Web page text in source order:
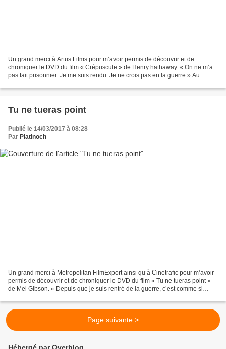
Un grand merci à Artus Films pour m’avoir permis de découvrir et de
chroniquer le DVD du film « Crépuscule » de Henry hathaway. « On ne m’a
pas fait prisonnier. Je me suis rendu. Je ne crois pas en la guerre » Au
Tu ne tueras point
Publié le 14/03/2017 à 08:28
Par Platinoch
Un grand merci à Metropolitan FilmExport ainsi qu’à Cinetrafic pour m’avoir
permis de découvrir et de chroniquer le DVD du film « Tu ne tueras point »
de Mel Gibson. « Depuis que je suis rentré de la guerre, c’est comme si
Page suivante >